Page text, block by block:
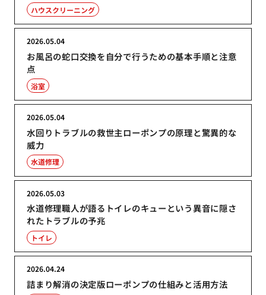
ハウスクリーニング
お風呂の蛇口交換を自分で行うための基本手順と注意
点
2026.05.04
浴室
水回りトラブルの救世主ローポンプの原理と驚異的な
威力
2026.05.04
水道修理
水道修理職人が語るトイレのキューという異音に隠さ
れたトラブルの予兆
2026.05.03
トイレ
詰まり解消の決定版ローポンプの仕組みと活用方法
2026.04.24